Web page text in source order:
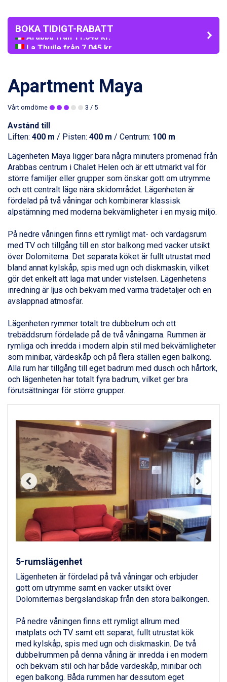
BOKA TIDIGT-RABATT
Arabba från 11.045 kr.
La Thuile från 7.045 kr.
Cervinia från 8.245 kr.
Bad Hofgastein från 8.595 kr.
Champoluc från 5.945 kr.
Sestriere från 6.945 kr.
Ischgl från 11.295 kr.
Wagrain från 7.095 kr.
Fieberbrunn från 9.645 kr.
Val Thorens från 8.395 kr.
St. Anton från 11.245 kr.
Zell am See från 6.295 kr.
Canazei från 7.195 kr.
Livigno från 5.595 kr.
Sauze dOulx från 6.145 kr.
Alleghe från 8.545 kr.
Bad Gastein från 6.295 kr.
Arabba från 11.045 kr.
La Thuile från 7.045 kr.
Cervinia från 8.245 kr.
Sölden från 12.995 kr.
Bad Hofgastein från 8.595 kr.
Saalbach från 9.445 kr.
Champoluc från 5.945 kr.
Sestriere från 6.945 kr.
Ischgl från 11.295 kr.
Wagrain från 7.095 kr.
Fieberbrunn från 9.645 kr.
Zell am See från 6.295 kr.
Canazei från 7.195 kr.
Livigno från 5.595 kr.
Ponte di Legno från 7.395 kr.
Sauze dOulx från 6.145 kr.
Alleghe från 8.545 kr.
Bad Gastein från 6.295 kr.
Arabba från 11.045 kr.
La Thuile från 7.045 kr.
Cervinia från 8.245 kr.
Sölden från 12.995 kr.
Bad Hofgastein från 8.595 kr.
Saalbach från 9.445 kr.
Champoluc från 5.945 kr.
Sestriere från 6.945 kr.
Ischgl från 11.295 kr.
Fieberbrunn från 9.645 kr.
Val Thorens från 8.395 kr.
St. Anton från 11.245 kr.
Zell am See från 6.295 kr.
Canazei från 7.195 kr.
Livigno från 5.595 kr.
Apartment Maya
Vårt omdöme 3 / 5
Avstånd till
Liften: 400 m / Pisten: 400 m / Centrum: 100 m
Lägenheten Maya ligger bara några minuters promenad från
Arabbas centrum i Chalet Helen och är ett utmärkt val för
större familjer eller grupper som önskar gott om utrymme
och ett centralt läge nära skidområdet. Lägenheten är
fördelad på två våningar och kombinerar klassisk
alpstämning med moderna bekvämligheter i en mysig miljö.
På nedre våningen finns ett rymligt mat- och vardagsrum
med TV och tillgång till en stor balkong med vacker utsikt
över Dolomiterna. Det separata köket är fullt utrustat med
bland annat kylskåp, spis med ugn och diskmaskin, vilket
gör det enkelt att laga mat under vistelsen. Lägenhetens
inredning är ljus och bekväm med varma trädetaljer och en
avslappnad atmosfär.
Lägenheten rymmer totalt tre dubbelrum och ett
trebäddsrum fördelade på de två våningarna. Rummen är
rymliga och inredda i modern alpin stil med bekvämligheter
som minibar, värdeskåp och på flera ställen egen balkong.
Alla rum har tillgång till eget badrum med dusch och hårtork,
och lägenheten har totalt fyra badrum, vilket ger bra
förutsättningar för större grupper.
5-rumslägenhet
Lägenheten är fördelad på två våningar och erbjuder
gott om utrymme samt en vacker utsikt över
Dolomiternas bergslandskap från den stora balkongen.
På nedre våningen finns ett rymligt allrum med
matplats och TV samt ett separat, fullt utrustat kök
med kylskåp, spis med ugn och diskmaskin. De två
dubbelrummen på denna våning är inredda i en modern
och bekväm stil och har både värdeskåp, minibar och
egen balkong. Båda rummen har dessutom eget